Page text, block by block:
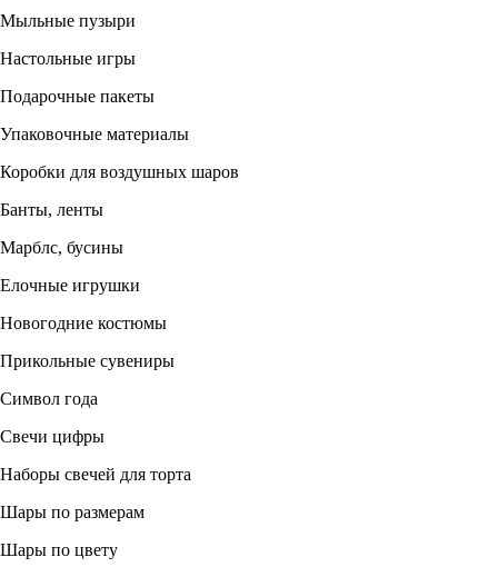
Мыльные пузыри
Настольные игры
Подарочные пакеты
Упаковочные материалы
Коробки для воздушных шаров
Банты, ленты
Марблс, бусины
Елочные игрушки
Новогодние костюмы
Прикольные сувениры
Символ года
Свечи цифры
Наборы свечей для торта
Шары по размерам
Шары по цвету